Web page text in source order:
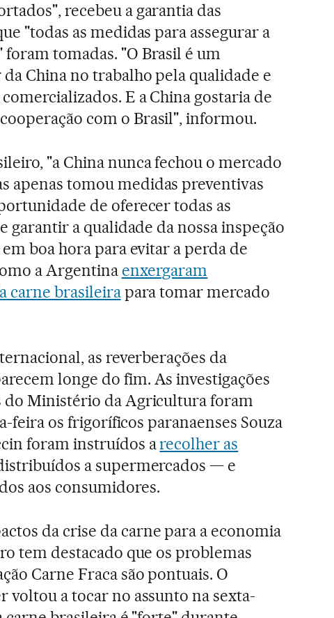
recebeu a garantia das
"todas as medidas para assegurar a
tomadas. "O Brasil é um
China no trabalho pela qualidade e
E a China gostaria de
com o Brasil", informou.
"a China nunca fechou o mercado
apenas tomou medidas preventivas
de oferecer todas as
garantir a qualidade da nossa inspeção
boa hora para evitar a perda de
a Argentina enxergaram
carne brasileirapara tomar mercado
as reverberações da
longe do fim. As investigações
do Ministério da Agricultura foram
feira os frigoríficos paranaenses Souza
foram instruídos arecolher as
a supermercados — e
aos consumidores.
da crise da carne para a economia
tem destacado que os problemas
Carne Fraca são pontuais. O
voltou a tocar no assunto na sexta-